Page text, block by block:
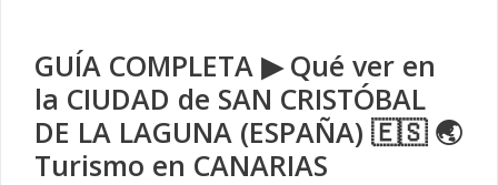
GUÍA COMPLETA ▶ Qué ver en
la CIUDAD de SAN CRISTÓBAL
DE LA LAGUNA (ESPAÑA) 🇪🇸 🌏
Turismo en CANARIAS